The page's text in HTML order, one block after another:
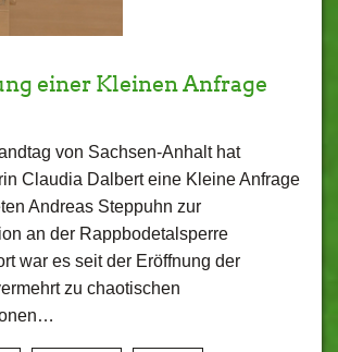
einer Kleinen Anfrage
von Sachsen-Anhalt hat
Claudia Dalbert eine Kleine Anfrage
Andreas Steppuhn zur
an der Rappbodetalsperre
war es seit der Eröffnung der
zu chaotischen